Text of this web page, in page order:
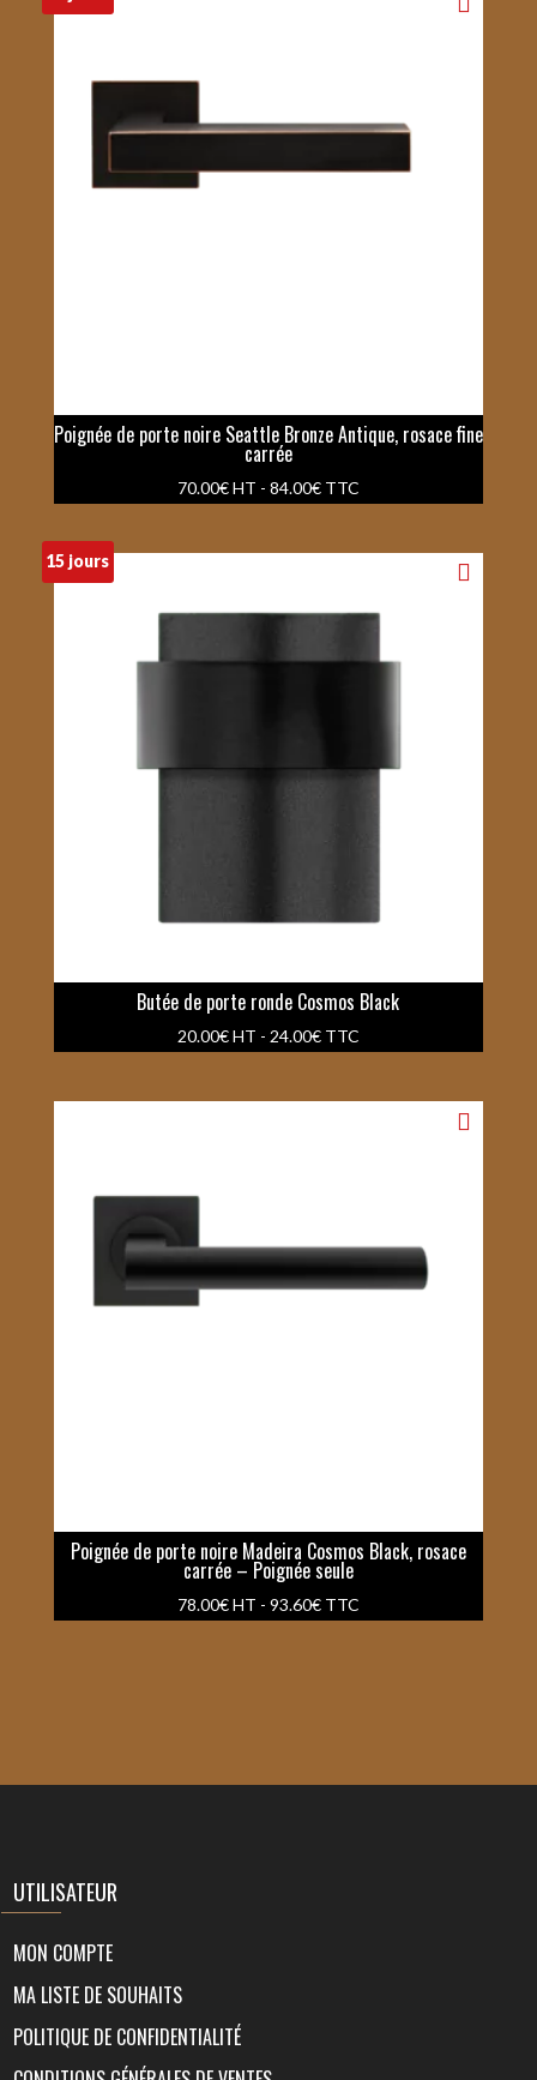
Poignée de porte noire Seattle Bronze Antique, rosace fine
carrée
70.00€HT - 84.00€TTC
15 jours
Butée de porte ronde Cosmos Black
20.00€HT - 24.00€TTC
Poignée de porte noire Madeira Cosmos Black, rosace
carrée – Poignée seule
78.00€HT - 93.60€TTC
UTILISATEUR
MON COMPTE
MA LISTE DE SOUHAITS
POLITIQUE DE CONFIDENTIALITÉ